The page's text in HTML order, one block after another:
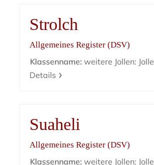
Strolch
Allgemeines Register (DSV)
Klassenname: weitere Jollen: Jolle
Details
Suaheli
Allgemeines Register (DSV)
Klassenname: weitere Jollen: Jolle